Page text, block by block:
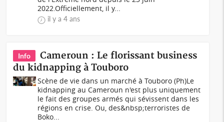
2022.Officiellement, il y...
il y a 4 ans
Info
Cameroun : Le florissant business
du kidnapping à Touboro
Scène de vie dans un marché à Touboro (Ph)Le
kidnapping au Cameroun n'est plus uniquement
le fait des groupes armés qui sévissent dans les
régions en crise. Ou, des&nbsp;terroristes de
Boko...